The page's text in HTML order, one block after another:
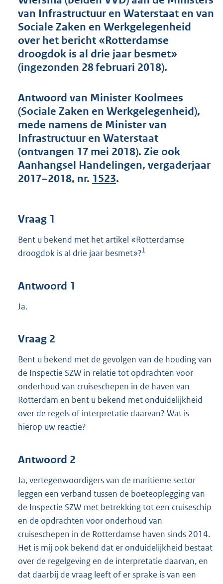
s
g
r
o
o
t
t
4
K
b
van Infrastructuur en Waterstaat en van
Sociale Zaken en Werkgelegenheid
over het bericht «Rotterdamse
droogdok is al drie jaar besmet»
(ingezonden 28 februari 2018).
Antwoord van Minister Koolmees
(Sociale Zaken en Werkgelegenheid),
mede namens de Minister van
Infrastructuur en Waterstaat
(ontvangen 17 mei 2018). Zie ook
Aanhangsel Handelingen, vergaderjaar
2017–2018, nr. 1523.
Vraag 1
Bent u bekend met het artikel «Rotterdamse
droogdok is al drie jaar besmet»?1
Antwoord 1
Ja.
Vraag 2
Bent u bekend met de gevolgen van de houding van
de Inspectie SZW in relatie tot opdrachten voor
onderhoud van cruiseschepen in de haven van
Rotterdam en bent u bekend met onduidelijkheid
over de regels of interpretatie daarvan? Wat is
hierop uw reactie?
Antwoord 2
Ja, vertegenwoordigers van de maritieme sector
leggen een verband tussen de boeteoplegging van
de Inspectie SZW met betrekking tot een cruiseschip
en de opdrachten voor onderhoud van
cruiseschepen in de Rotterdamse haven sinds 2014.
Het is mij ook bekend dat er onduidelijkheid bestaat
over de regelgeving en de interpretatie daarvan, en
dat daarbij de vraag leeft of er sprake is van een